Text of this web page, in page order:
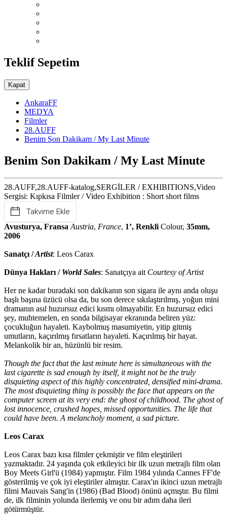
Teklif Sepetim
Kapat
AnkaraFF
MEDYA
Filmler
28.AUFF
Benim Son Dakikam / My Last Minute
Benim Son Dakikam / My Last Minute
28.AUFF,28.AUFF-katalog,SERGİLER / EXHIBITIONS,Video
Sergisi: Kıpkısa Filmler / Video Exhibition : Short short films
Takvime Ekle
Avusturya, Fransa Austria, France, 1’, Renkli Colour, 35mm,
2006
Sanatçı /Artist: Leos Carax
Dünya Hakları / World Sales: Sanatçıya ait Courtesy of Artist
Her ne kadar buradaki son dakikanın son sigara ile aynı anda oluşu
başlı başına üzücü olsa da, bu son derece sıkılaştırılmış, yoğun mini
dramanın asıl huzursuz edici kısmı olmayabilir. En huzursuz edici
şey, muhtemelen, en sonda bilgisayar ekranında beliren yüz:
çocukluğun hayaleti. Kaybolmuş masumiyetin, yitip gitmiş
umutların, kaçırılmış fırsatların hayaleti. Kaçırılmış bir hayat.
Melankolik bir an, hüzünlü bir resim.
Though the fact that the last minute here is simultaneous with the
last cigarette is sad enough by itself, it might not be the truly
disquieting aspect of this highly concentrated, densified mini-drama.
The most disquieting thing is possibly the face that appears on the
computer screen at its very end: the ghost of childhood. The ghost of
lost innocence, crushed hopes, missed opportunities. The life that
could have been. A melancholy moment, a sad picture.
Leos Carax
Leos Carax bazı kısa filmler çekmiştir ve film eleştirileri
yazmaktadır. 24 yaşında çok etkileyici bir ilk uzun metrajlı film olan
Boy Meets Girl'ü (1984) yapmıştır. Film 1984 yılında Cannes FF'de
gösterilmiş ve çok iyi eleştiriler almıştır. Carax'ın ikinci uzun metrajlı
filmi Mauvais Sang'in (1986) (Bad Blood) önünü açmıştır. Bu filmi
de, ilk filminin yolunda ilerlemiş ve onu bir adım daha ileri
götürmüştür.